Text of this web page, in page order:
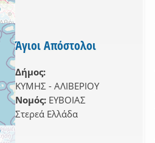
Άγιοι Απόστολοι
Δήμος:
ΚΥΜΗΣ - ΑΛΙΒΕΡΙΟΥ
Νομός: ΕΥΒΟΙΑΣ
Στερεά Ελλάδα